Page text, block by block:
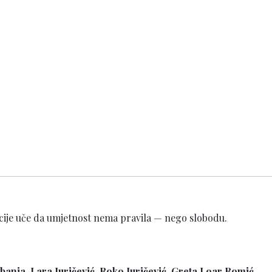
uče da umjetnost nema pravila — nego slobodu.